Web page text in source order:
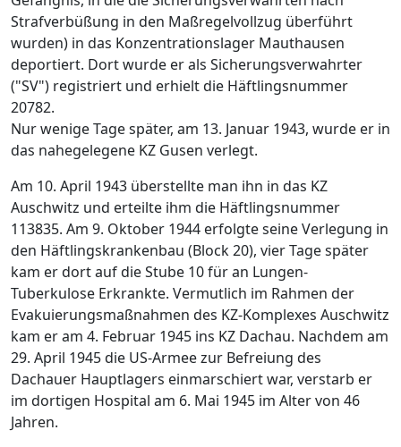
Strafverbüßung in den Maßregelvollzug überführt
wurden) in das Konzentrationslager Mauthausen
deportiert. Dort wurde er als Sicherungsverwahrter
("SV") registriert und erhielt die Häftlingsnummer
20782.
Nur wenige Tage später, am 13. Januar 1943, wurde er in
das nahegelegene KZ Gusen verlegt.
Am 10. April 1943 überstellte man ihn in das KZ
Auschwitz und erteilte ihm die Häftlingsnummer
113835. Am 9. Oktober 1944 erfolgte seine Verlegung in
den Häftlingskrankenbau (Block 20), vier Tage später
kam er dort auf die Stube 10 für an Lungen-
Tuberkulose Erkrankte. Vermutlich im Rahmen der
Evakuierungsmaßnahmen des KZ-Komplexes Auschwitz
kam er am 4. Februar 1945 ins KZ Dachau. Nachdem am
29. April 1945 die US-Armee zur Befreiung des
Dachauer Hauptlagers einmarschiert war, verstarb er
im dortigen Hospital am 6. Mai 1945 im Alter von 46
Jahren.